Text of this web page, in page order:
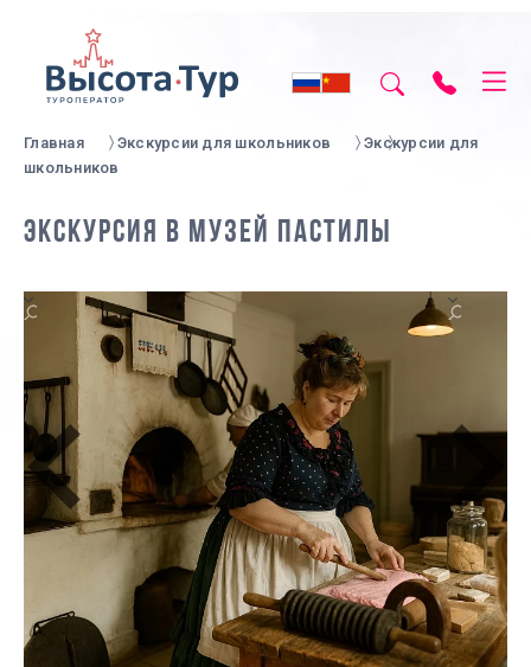
Главная Экскурсии для школьников
Экскурсии для
школьников
ЭКСКУРСИЯ В МУЗЕЙ ПАСТИЛЫ